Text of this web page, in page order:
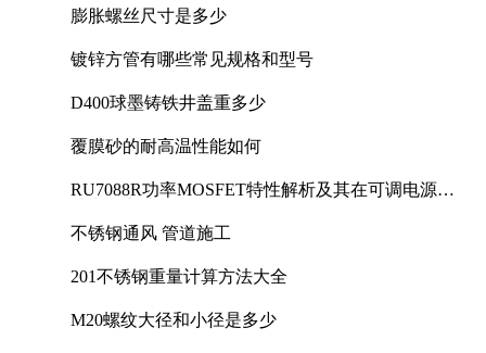
膨胀螺丝尺寸是多少
镀锌方管有哪些常见规格和型号
D400球墨铸铁井盖重多少
覆膜砂的耐高温性能如何
RU7088R功率MOSFET特性解析及其在可调电源设
不锈钢通风 管道施工
201不锈钢重量计算方法大全
M20螺纹大径和小径是多少